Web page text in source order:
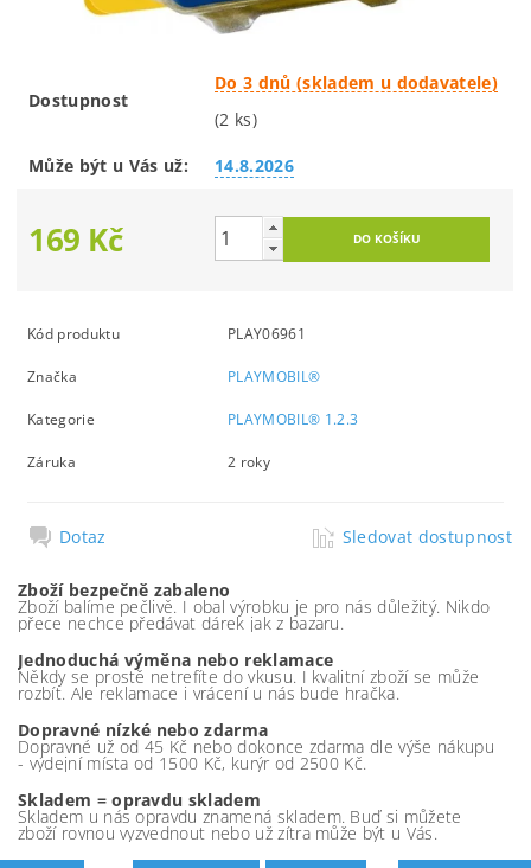
Dostupnost
Do 3 dnů (skladem u dodavatele)
(2 ks)
Může být u Vás už: 14.8.2026
169 Kč
Kód produktu PLAY06961
Značka PLAYMOBIL®
Kategorie PLAYMOBIL® 1.2.3
Záruka 2 roky
Dotaz Sledovat dostupnost
Zboží bezpečně zabaleno
Zboží balíme pečlivě. I obal výrobku je pro nás důležitý. Nikdo
přece nechce předávat dárek jak z bazaru.
Jednoduchá výměna nebo reklamace
Někdy se prostě netrefíte do vkusu. I kvalitní zboží se může
rozbít. Ale reklamace i vrácení u nás bude hračka.
Dopravné nízké nebo zdarma
Dopravné už od 45 Kč nebo dokonce zdarma dle výše nákupu
- výdejní místa od 1500 Kč, kurýr od 2500 Kč.
Skladem = opravdu skladem
Skladem u nás opravdu znamená skladem. Buď si můžete
zboží rovnou vyzvednout nebo už zítra může být u Vás.